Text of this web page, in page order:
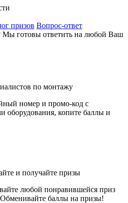
призов Вопрос-ответ
Мы готовы ответить на любой Ваш
по монтажу
номер и промо-код с
оборудования, копите баллы и
и получайте призы
любой понравившейся приз
Обменивайте баллы на призы!